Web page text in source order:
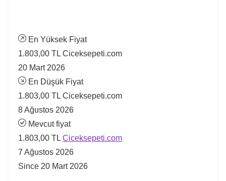
En Yüksek Fiyat
1.803,00 TL Ciceksepeti.com
20 Mart 2026
En Düşük Fiyat
1.803,00 TL Ciceksepeti.com
8 Ağustos 2026
Mevcut fiyat
1.803,00 TL Ciceksepeti.com
7 Ağustos 2026
Since 20 Mart 2026